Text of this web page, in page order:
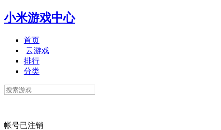
小米游戏中心
首页
云游戏
排行
分类
帐号已注销